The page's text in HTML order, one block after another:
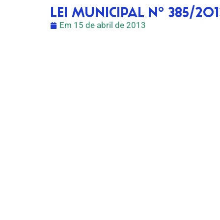
LEI MUNICIPAL Nº 385/
Em 15 de abril de 2013